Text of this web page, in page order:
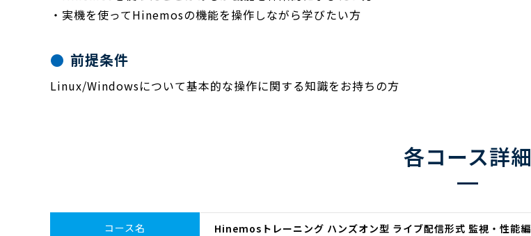
・実機を使ってHinemosの機能を操作しながら学びたい方
前提条件
Linux/Windowsについて基本的な操作に関する知識をお持ちの方
各コース詳細
コース名 Hinemosトレーニング ハンズオン型 ライブ配信形式 監視・性能編